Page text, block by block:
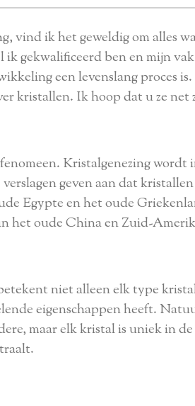
vind ik het geweldig om alles
gekwalificeerd ben en mijn
een levenslang proces
kristallen. Ik hoop dat u ze
Kristalgenezing wordt
geven aan dat
Egypte en het oude
het oude China en Zuid-
niet alleen elk type
eigenschappen heeft.
maar elk kristal is uniek in